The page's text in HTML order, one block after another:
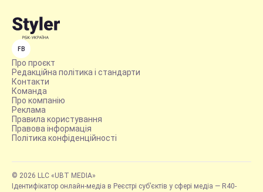
FB
Про проєкт
Редакційна політика і стандарти
Контакти
Команда
Про компанію
Реклама
Правила користування
Правова інформація
Політика конфіденційності
© 2026 LLC «UBT MEDIA»
Ідентифікатор онлайн-медіа в Реєстрі суб’єктів у сфері медіа — R40-